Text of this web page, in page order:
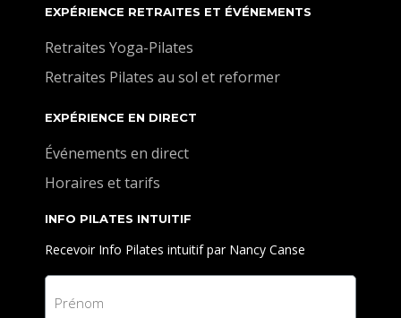
EXPÉRIENCE RETRAITES ET ÉVÉNEMENTS
Retraites Yoga-Pilates
Retraites Pilates au sol et reformer
EXPÉRIENCE EN DIRECT
Événements en direct
Horaires et tarifs
INFO PILATES INTUITIF
Recevoir Info Pilates intuitif par Nancy Canse